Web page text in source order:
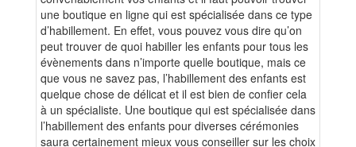
une boutique en ligne qui est spécialisée dans ce type
d’habillement. En effet, vous pouvez vous dire qu’on
peut trouver de quoi habiller les enfants pour tous les
évènements dans n’importe quelle boutique, mais ce
que vous ne savez pas, l’habillement des enfants est
quelque chose de délicat et il est bien de confier cela
à un spécialiste. Une boutique qui est spécialisée dans
l’habillement des enfants pour diverses cérémonies
saura certainement mieux vous conseiller sur les choix